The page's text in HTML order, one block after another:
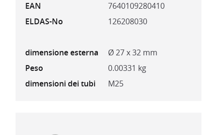
EAN
7640109280410
ELDAS-No
126208030
dimensione esterna
Ø 27 x 32 mm
Peso
0.00331 kg
dimensioni dei tubi
M25